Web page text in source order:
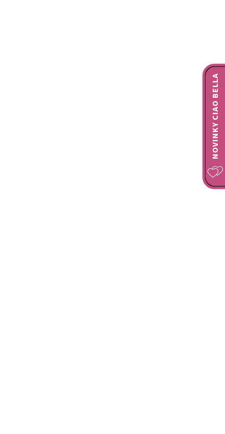
NOVINKY CIAO BELLA